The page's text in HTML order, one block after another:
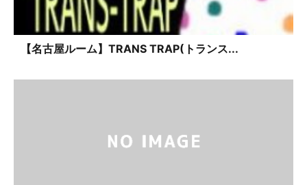
【名古屋ルーム】TRANS TRAP(トランス...